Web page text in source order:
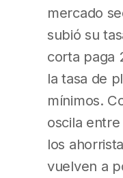
mercado
subió su
corta paga
la tasa de
mínimos.
oscila
los
vuelven a